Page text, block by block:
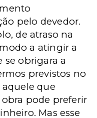
pelo devedor.
de atraso na
a atingir a
se obrigara a
previstos no
aquele que
pode preferir
Mas esse